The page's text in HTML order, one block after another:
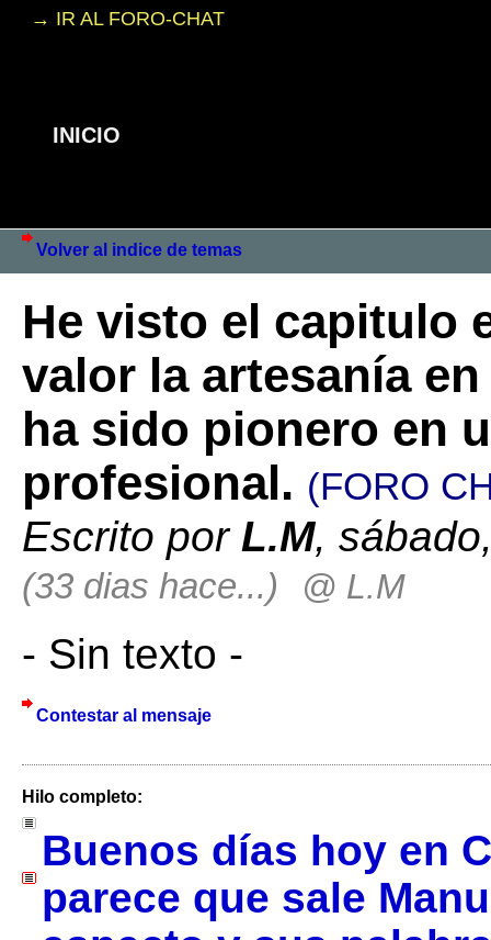
→ IR AL FORO-CHAT
INICIO
Volver al indice de temas
He visto el capitulo
valor la artesanía
ha sido pionero en
profesional. (FORO
Escrito por L.M,
(33 dias hace...) @ L.M
- Sin texto -
Contestar al mensaje
Hilo completo:
Buenos días hoy en
parece que sale